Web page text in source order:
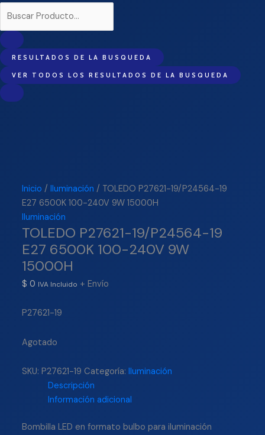
RESULTADOS DE LA BUSQUEDA
VER TODOS LOS RESULTADOS DE LA BUSQUEDA
Inicio /Iluminación / TOLEDO P27621-19/P24564-19
E27 6500K 100-240V 9W 15000H
Iluminación
TOLEDO P27621-19/P24564-19
E27 6500K 100-240V 9W
15000H
$ 0 IVA Incluido + Envío
P27621-19
Agotado
SKU:P27621-19 Categoría:Iluminación
Descripción
Información adicional
Bombilla LED en formato bulbo para iluminación